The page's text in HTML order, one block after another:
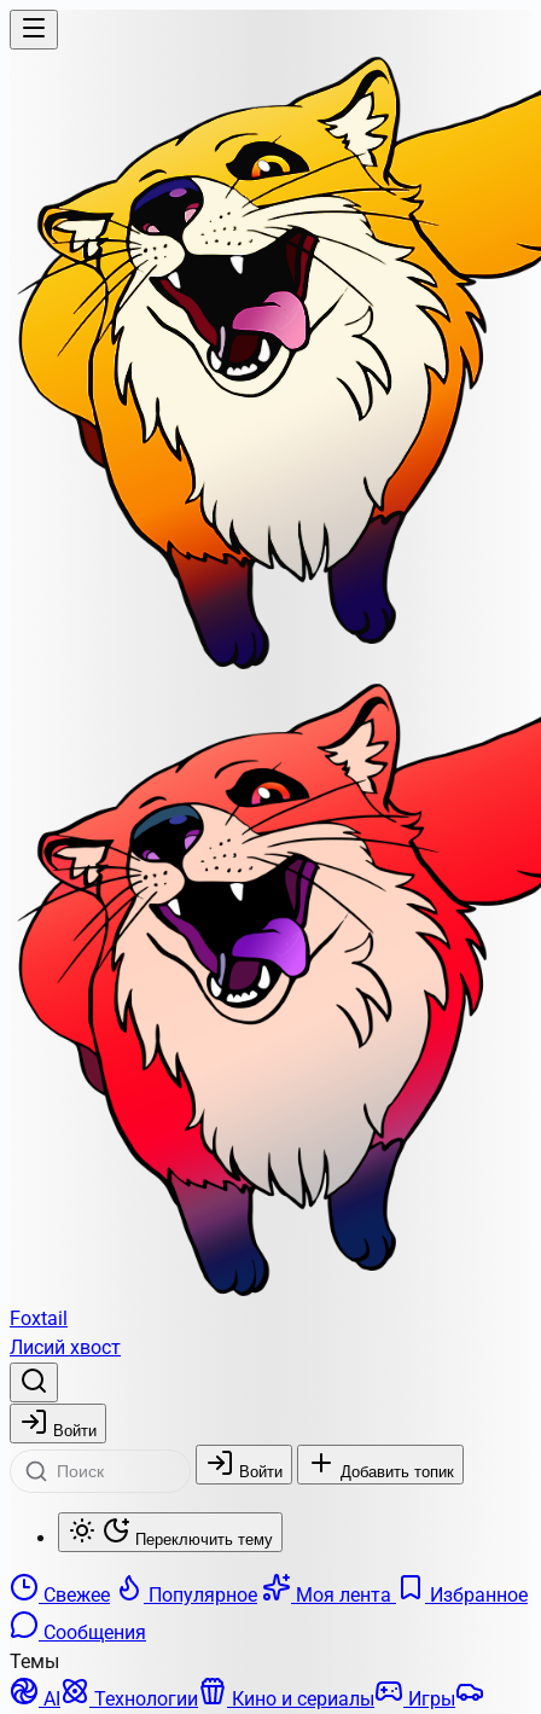
Foxtail
Лисий хвост
Войти
Войти Добавить топик
Переключить тему
Свежее Популярное Моя лента
Избранное
Сообщения
Темы
AI
Технологии Кино и сериалы
Игры